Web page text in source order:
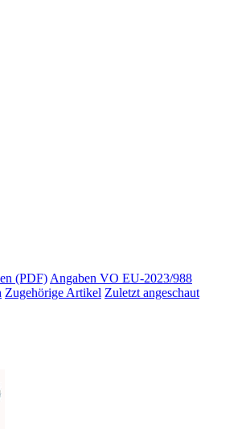
(PDF)Angaben VO EU-2023/988
Zugehörige Artikel Zuletzt angeschaut